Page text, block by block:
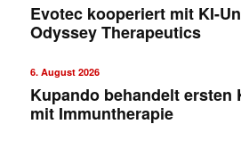
Evotec kooperiert mit KI-
Odyssey Therapeutics
6. August 2026
Kupando behandelt ersten
mit Immuntherapie